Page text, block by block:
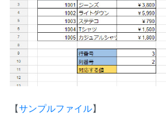
【サンプルファイル】